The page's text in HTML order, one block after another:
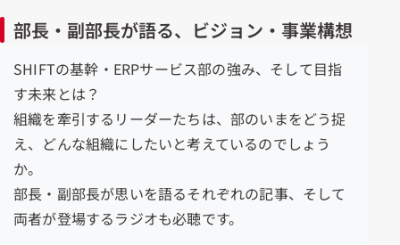
部長・副部長が語る、ビジョン・事業構想
SHIFTの基幹・ERPサービス部の強み、そして目指
す未来とは？
組織を牽引するリーダーたちは、部のいまをどう捉
え、どんな組織にしたいと考えているのでしょう
か。
部長・副部長が思いを語るそれぞれの記事、そして
両者が登場するラジオも必聴です。